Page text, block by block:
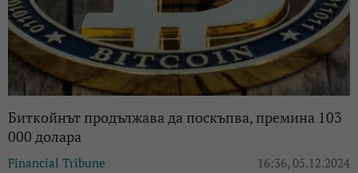
Биткойнът продължава да поскъпва, премина 103
000 долара
Financial Tribune 16:36, 05.12.2024